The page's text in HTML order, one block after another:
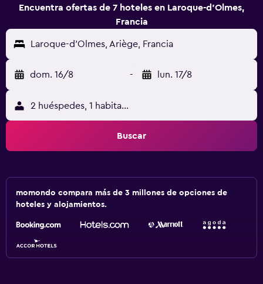
Encuentra ofertas de 7 hoteles en Laroque-d'Olmes,
Francia
Laroque-d'Olmes, Ariège, Francia
dom. 16/8 - lun. 17/8
2 huéspedes, 1 habitación
Buscar
momondo compara más de 3 millones de opciones de
hoteles y alojamientos.